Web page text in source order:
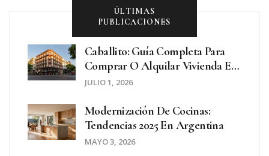
ÚLTIMAS
PUBLICACIONES
Caballito: Guía Completa Para
Comprar O Alquilar Vivienda En
El Corazón De Buenos Aires
JULIO 1, 2026
Modernización De Cocinas:
Tendencias 2025 En Argentina
MAYO 3, 2026